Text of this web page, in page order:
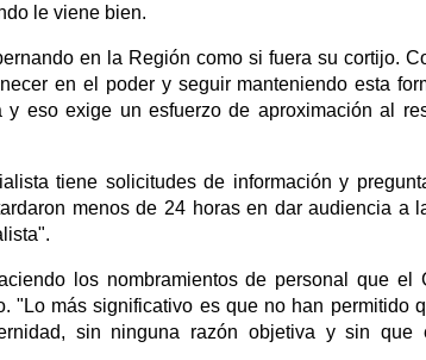
le viene bien.
en la Región como si fuera su cortijo.
en el poder y seguir manteniendo esta
eso exige un esfuerzo de aproximación al
tiene solicitudes de información y
menos de 24 horas en dar audiencia a
los nombramientos de personal que el
"Lo más significativo es que no han permitido
sin ninguna razón objetiva y sin que